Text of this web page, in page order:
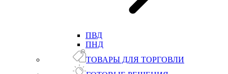
ПВД
ПНД
ТОВАРЫ ДЛЯ ТОРГОВЛИ